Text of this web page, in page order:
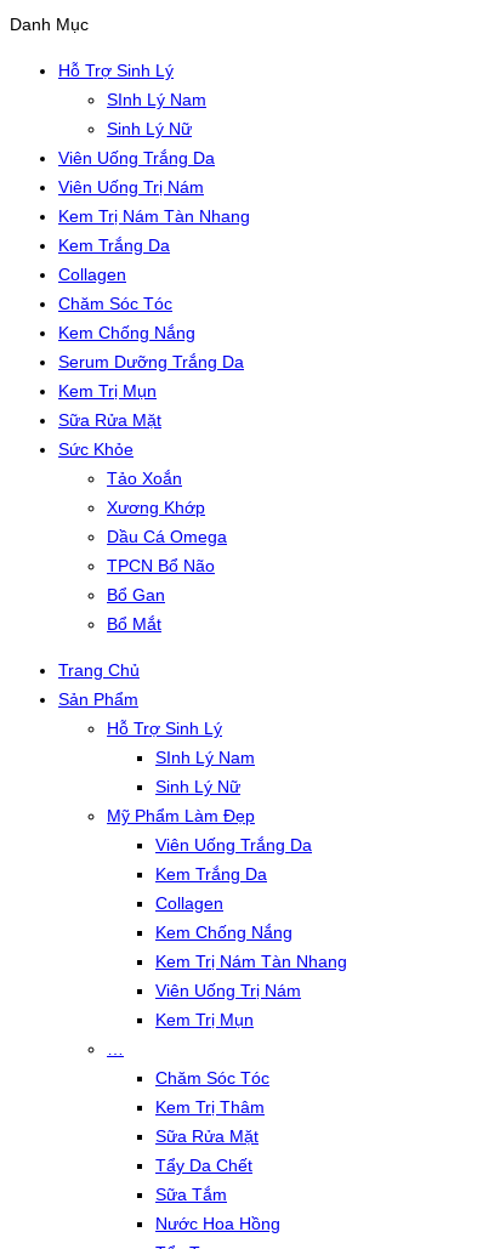
Danh Mục
Hỗ Trợ Sinh Lý
SInh Lý Nam
Sinh Lý Nữ
Viên Uống Trắng Da
Viên Uống Trị Nám
Kem Trị Nám Tàn Nhang
Kem Trắng Da
Collagen
Chăm Sóc Tóc
Kem Chống Nắng
Serum Dưỡng Trắng Da
Kem Trị Mụn
Sữa Rửa Mặt
Sức Khỏe
Tảo Xoắn
Xương Khớp
Dầu Cá Omega
TPCN Bổ Não
Bổ Gan
Bổ Mắt
Trang Chủ
Sản Phẩm
Hỗ Trợ Sinh Lý
SInh Lý Nam
Sinh Lý Nữ
Mỹ Phẩm Làm Đẹp
Viên Uống Trắng Da
Kem Trắng Da
Collagen
Kem Chống Nắng
Kem Trị Nám Tàn Nhang
Viên Uống Trị Nám
Kem Trị Mụn
Chăm Sóc Tóc
Kem Trị Thâm
Sữa Rửa Mặt
Tẩy Da Chết
Sữa Tắm
Nước Hoa Hồng